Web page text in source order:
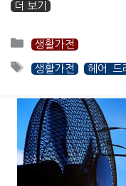
더 보기
카
테
리
생활가전
태
생활가전 헤어 드